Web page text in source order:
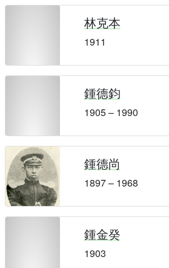
林克本
1911
鍾德鈞
1905 – 1990
鍾德尚
1897 – 1968
鍾金癸
1903